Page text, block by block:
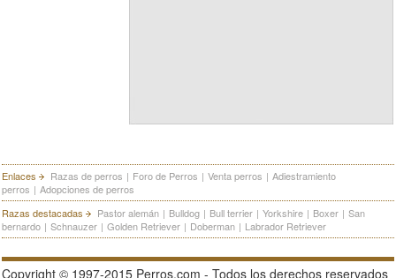
Enlaces Razas de perros | Foro de Perros | Venta perros | Adiestramiento
perros | Adopciones de perros
Razas destacadas
Pastor alemán | Bulldog | Bull terrier | Yorkshire | Boxer | San
bernardo | Schnauzer | Golden Retriever | Doberman | Labrador Retriever
Copyright © 1997-2015 Perros.com - Todos los derechos reservados